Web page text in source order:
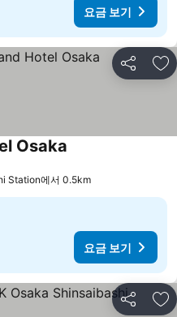
요금 보기
공유 즐
Osaka
Station에서 0.5km
요금 보기
공유 즐